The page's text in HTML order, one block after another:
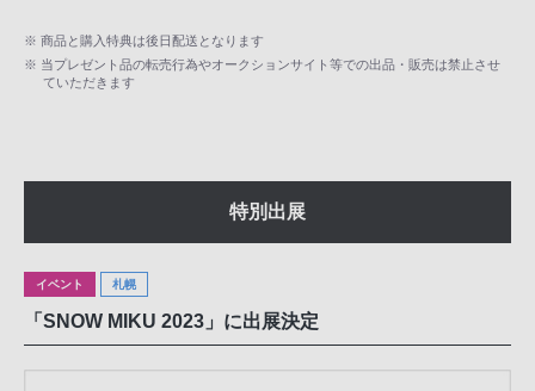
※ 商品と購入特典は後日配送となります
※ 当プレゼント品の転売行為やオークションサイト等での出品・販売は禁止させ
ていただきます
特別出展
イベント 札幌
「SNOW MIKU 2023」に出展決定